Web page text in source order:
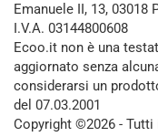
Emanuele II, 13, 03018
I.V.A. 03144800608
Ecoo.it non è una
aggiornato senza
considerarsi un
del 07.03.2001
Copyright ©2026 -